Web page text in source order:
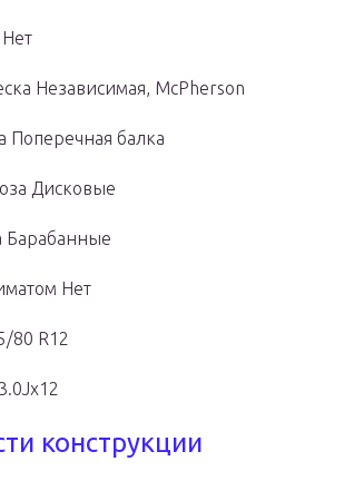
Независимая, McPherson
Поперечная балка
Дисковые
Барабанные
Нет
80 R12
конструкции